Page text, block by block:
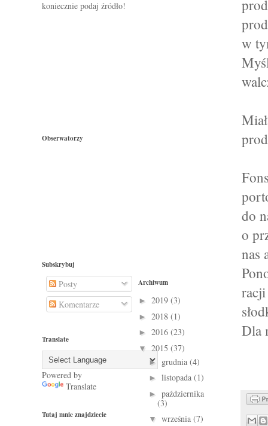
w
do
o
nas
racji
Dla
koniecznie podaj źródło!
Obserwatorzy
Subskrybuj
Posty
Komentarze
Translate
Powered by
Translate
Tutaj mnie znajdziecie
Archiwum
► 2019 (3)
► 2018 (1)
► 2016 (23)
▼ 2015 (37)
► grudnia (4)
► listopada (1)
► października
(3)
▼ września (7)